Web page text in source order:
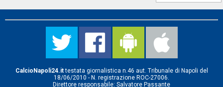
CalcioNapoli24.ittestata giornalistica n.46 aut. Tribunale di Napoli del
18/06/2010 - N. registrazione ROC-27006.
Direttore responsabile: Salvatore Passante